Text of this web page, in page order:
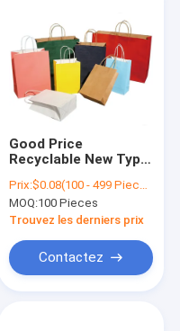
Good Price
Recyclable New Type
Kraft Paper Bag For
Food Kraft Paper
Mailing Bag
Prix:$0.08(100 - 499 Pieces) $0.06(500 - 999 Pieces) $0.03(>=1000 Pieces)
MOQ:100 Pieces
Trouvez les derniers prix
Contactez